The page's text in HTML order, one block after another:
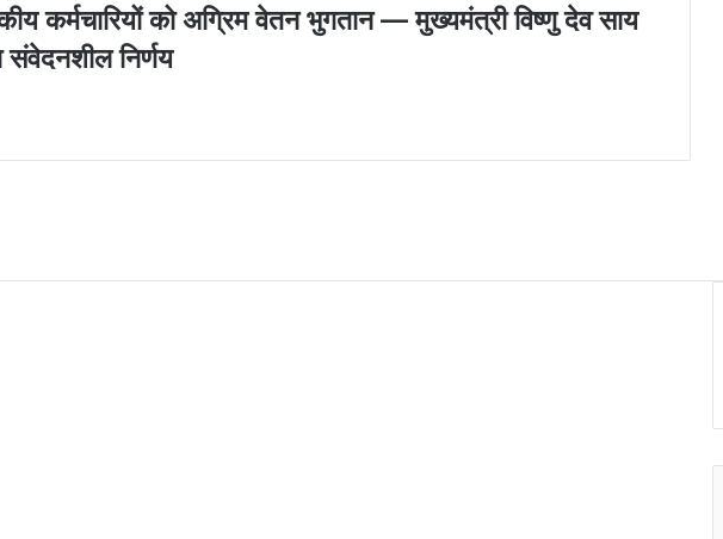
कर्मचारियों को अग्रिम वेतन भुगतान — मुख्यमंत्री विष्णु देव साय
निर्णय